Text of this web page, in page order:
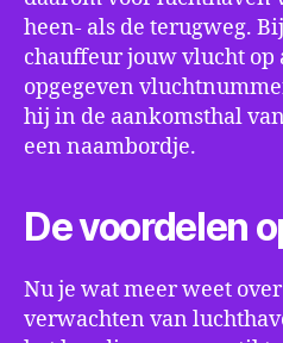
heen- als de terugweg.
chauffeur jouw vlucht op
opgegeven
hij in de aankomsthal
een naambordje.
De voordelen
Nu je wat meer weet
verwachten van